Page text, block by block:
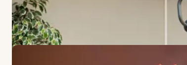
ANGEBOTE